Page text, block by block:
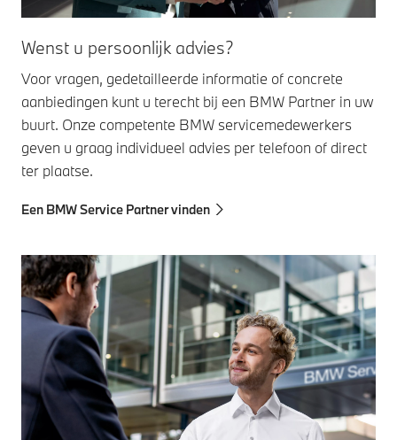
Wenst u persoonlijk advies?
Voor vragen, gedetailleerde informatie of concrete
aanbiedingen kunt u terecht bij een BMW Partner in uw
buurt. Onze competente BMW servicemedewerkers
geven u graag individueel advies per telefoon of direct
ter plaatse.
Een BMW Service Partner vinden